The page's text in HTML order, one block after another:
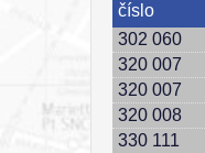
číslo
302 060
320 007
320 007
320 008
330 111